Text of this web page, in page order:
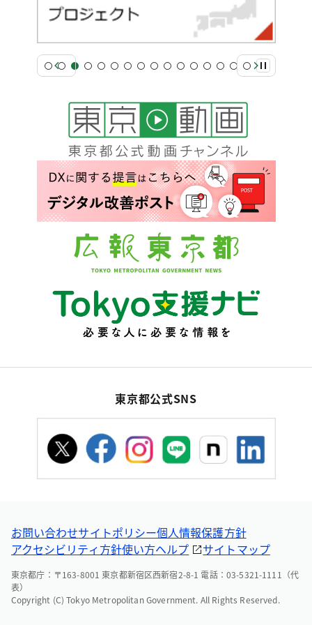
東京都公式SNS
お問い合わせサイトポリシー個人情報保護方針
アクセシビリティ方針使い方ヘルプ サイトマップ
東京都庁：〒163-8001 東京都新宿区西新宿2-8-1 電話：03-5321-1111（代
表）
Copyright (C) Tokyo Metropolitan Government. All Rights Reserved.